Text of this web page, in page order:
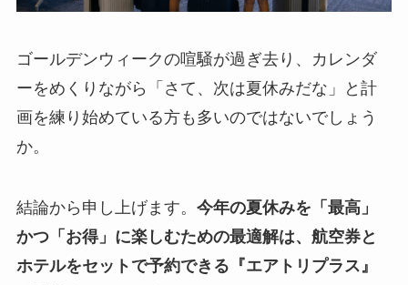
ゴールデンウィークの喧騒が過ぎ去り、カレンダ
ーをめくりながら「さて、次は夏休みだな」と計
画を練り始めている方も多いのではないでしょう
か。
結論から申し上げます。 今年の夏休みを「最高」
かつ「お得」に楽しむための最適解は、航空券と
ホテルをセットで予約できる『エアトリプラス』